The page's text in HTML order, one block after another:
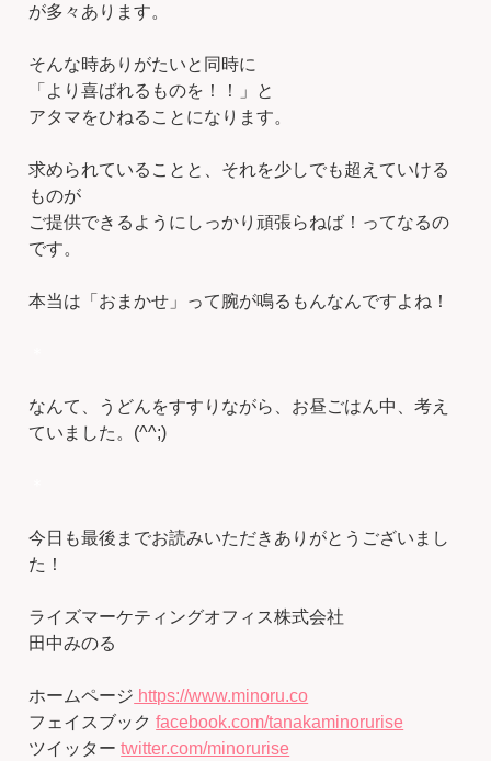
が多々あります。
そんな時ありがたいと同時に
「より喜ばれるものを！！」と
アタマをひねることになります。
求められていることと、それを少しでも超えていける
ものが
ご提供できるようにしっかり頑張らねば！ってなるの
です。
本当は「おまかせ」って腕が鳴るもんなんですよね！
なんて、うどんをすすりながら、お昼ごはん中、考え
ていました。(^^;)
今日も最後までお読みいただきありがとうございまし
た！
ライズマーケティングオフィス株式会社
田中みのる
ホームページ https://www.minoru.co
フェイスブックfacebook.com/tanakaminorurise
ツイッターtwitter.com/minorurise